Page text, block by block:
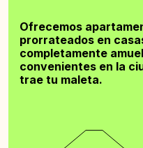
Ofrecemos
prorrateados en
completamente
convenientes en la
trae tu maleta.